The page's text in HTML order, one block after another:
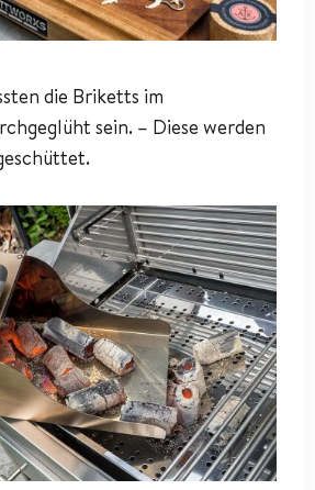
die Briketts im
sein. – Diese werden